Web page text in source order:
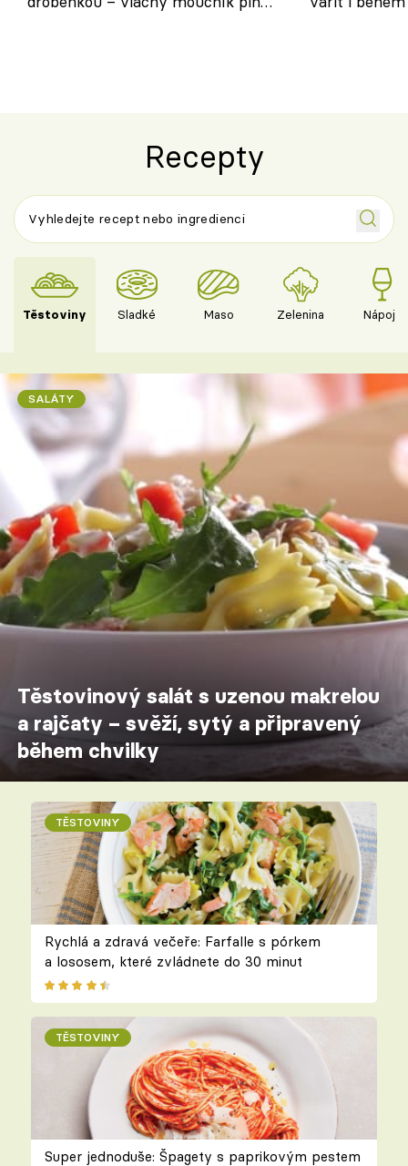
Recepty
Těstoviny Sladké Maso Zelenina Nápoje
SALÁTY
Těstovinový salát s uzenou makrelou
a rajčaty – svěží, sytý a připravený
během chvilky
TĚSTOVINY
Rychlá a zdravá večeře: Farfalle s pórkem
a lososem, které zvládnete do 30 minut
TĚSTOVINY
Super jednoduše: Špagety s paprikovým pestem